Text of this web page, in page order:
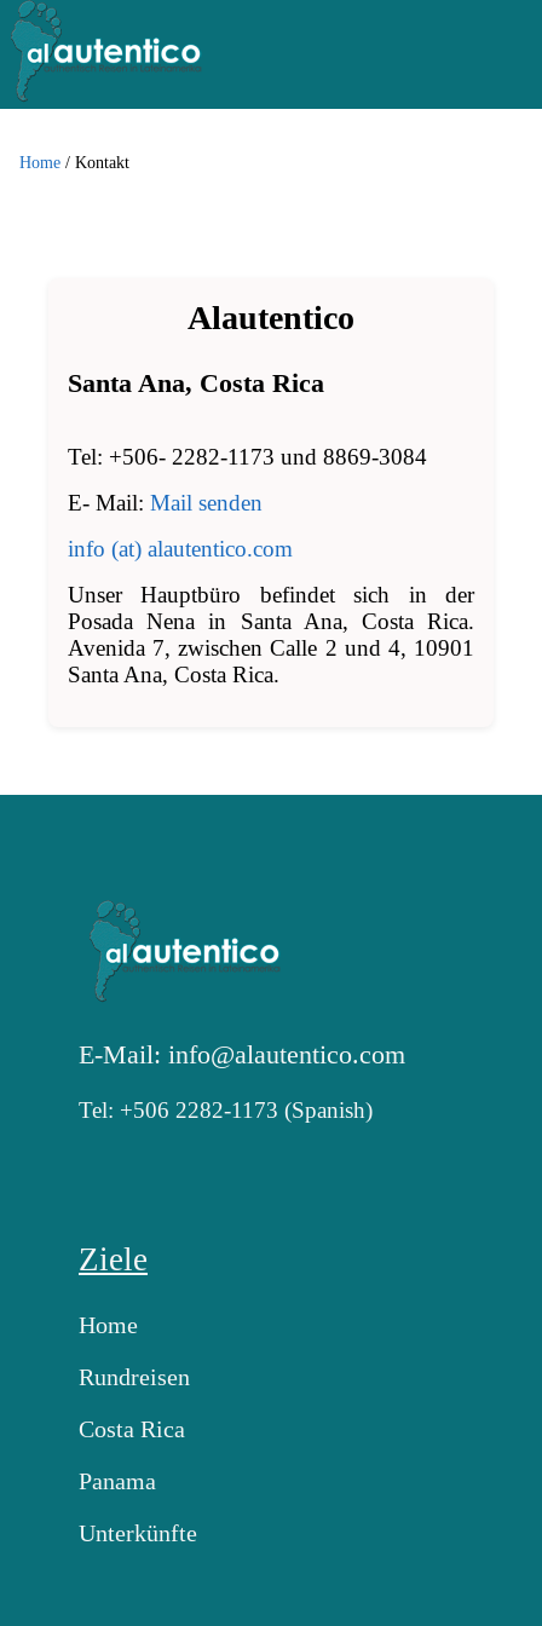
Home / Kontakt
Alautentico
Santa Ana, Costa Rica
Tel: +506- 2282-1173 und 8869-3084
E- Mail: Mail senden
info (at) alautentico.com
Unser Hauptbüro befindet sich in der
Posada Nena in Santa Ana, Costa Rica.
Avenida 7, zwischen Calle 2 und 4, 10901
Santa Ana, Costa Rica.
E-Mail: info@alautentico.com
Tel: +506 2282-1173 (Spanish)
Ziele
Home
Rundreisen
Costa Rica
Panama
Unterkünfte